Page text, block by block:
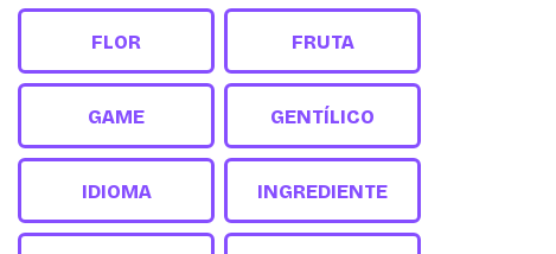
FLOR FRUTA
GAME GENTÍLICO
IDIOMA INGREDIENTE